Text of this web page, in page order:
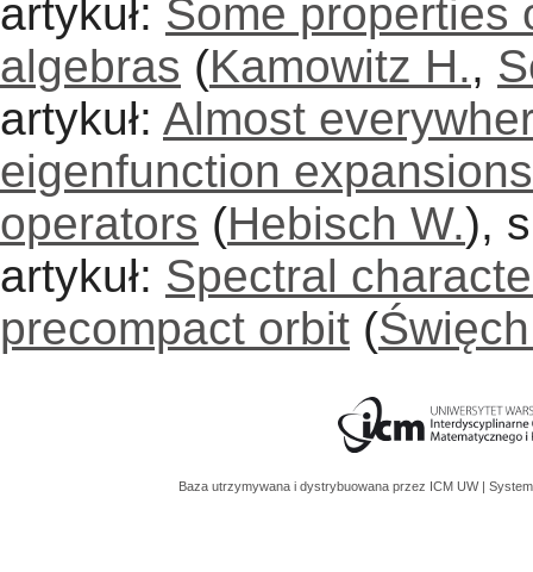
artykuł: Some properties
algebras (Kamowitz H.,
artykuł: Almost
eigenfunction
operators (Hebisch W.),
artykuł: Spectral
precompact orbit (
Baza utrzymywana i dystrybuowana przez ICM UW |